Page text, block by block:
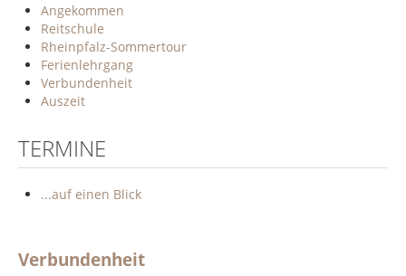
Burkhard Meyer
Angebot
Unterricht
Beritt
Lehrgänge
Wanderritte
Service
Impressum
Angekommen
Reitschule
Rheinpfalz-Sommertour
Ferienlehrgang
Verbundenheit
Auszeit
TERMINE
...auf einen Blick
Verbundenheit